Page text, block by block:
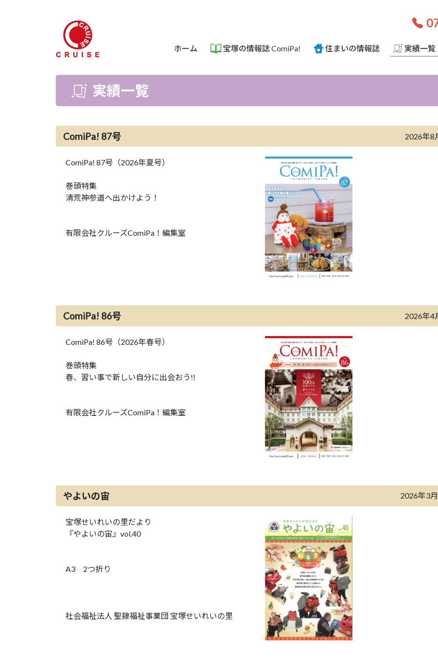
ホーム 宝塚の情報誌 ComiPa! 住まいの情報誌 実績一覧
実績一覧
ComiPa! 87号 2026年8
ComiPa! 87号（2026年夏号）
巻頭特集
清荒神参道へ出かけよう！
有限会社クルーズComiPa！編集室
ComiPa! 86号 2026年4
ComiPa! 86号（2026年春号）
巻頭特集
春、習い事で新しい自分に出会おう!!
有限会社クルーズComiPa！編集室
やよいの宙 2026年3
宝塚せいれいの里だより
『やよいの宙』vol.40
A3 2つ折り
社会福祉法人 聖隷福祉事業団 宝塚せいれいの里